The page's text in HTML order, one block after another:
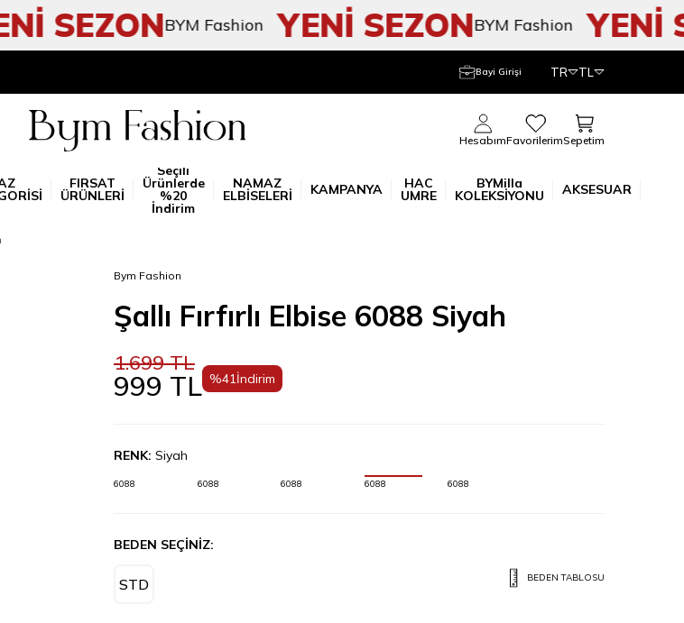
SEZONBYM Fashion YENİ SEZONBYM Fashion YENİ
Bayi Girişi TR TL
HesabımFavorilerimSepetim
FIRSAT
ÜRÜNLERİ
Seçili
Ürünlerde
%20
İndirim
NAMAZ
ELBİSELERİ KAMPANYA HAC
UMRE
BYMilla
KOLEKSİYONU AKSESUAR
Bym Fashion
Şallı Fırfırlı Elbise 6088 Siyah
1.699TL
999 TL %41İndirim
RENK: Siyah
6088 6088 6088 6088 6088
BEDEN SEÇİNİZ:
STD BEDEN TABLOSU